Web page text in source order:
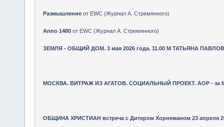
Размышлениеот EWC(Журнал А. Стремянного)
Anno 1480от EWC(Журнал А. Стремянного)
ЗЕМЛЯ - ОБЩИЙ ДОМ. 3 мая 2026 года. 11.00 М ТАТЬЯНА
МОСКВА. ВИТРАЖ ИЗ АГАТОВ. СОЦИАЛЬНЫЙ ПРОЕКТ. АОР - за
ОБЩИНА ХРИСТИАН встреча с Дитером Хорнеманом 23 апреля